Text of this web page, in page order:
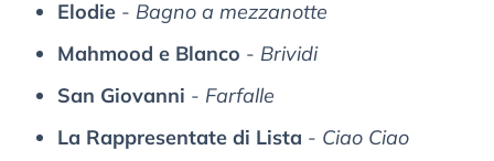
Elodie - Bagno a mezzanotte
Mahmood e Blanco - Brividi
San Giovanni - Farfalle
La Rappresentate di Lista - Ciao Ciao